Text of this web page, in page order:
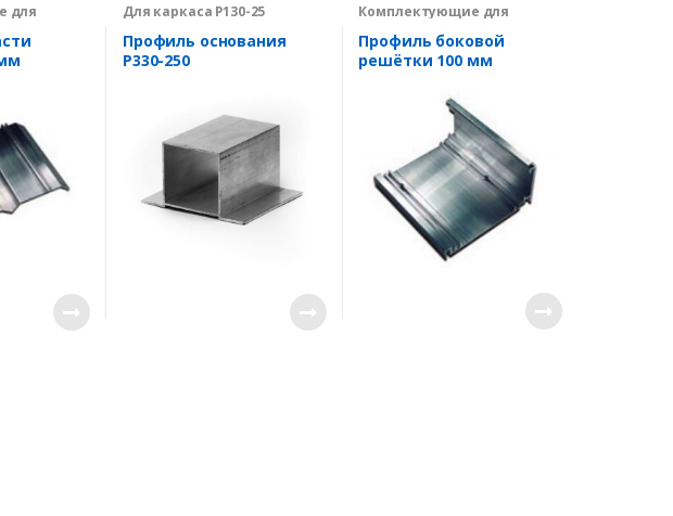
для
решеток
Для каркаса P130-25
Профиль основания
Р330-250
Комплектующие для
производства
вентиляционных решеток
Профиль боковой
решётки 100 мм